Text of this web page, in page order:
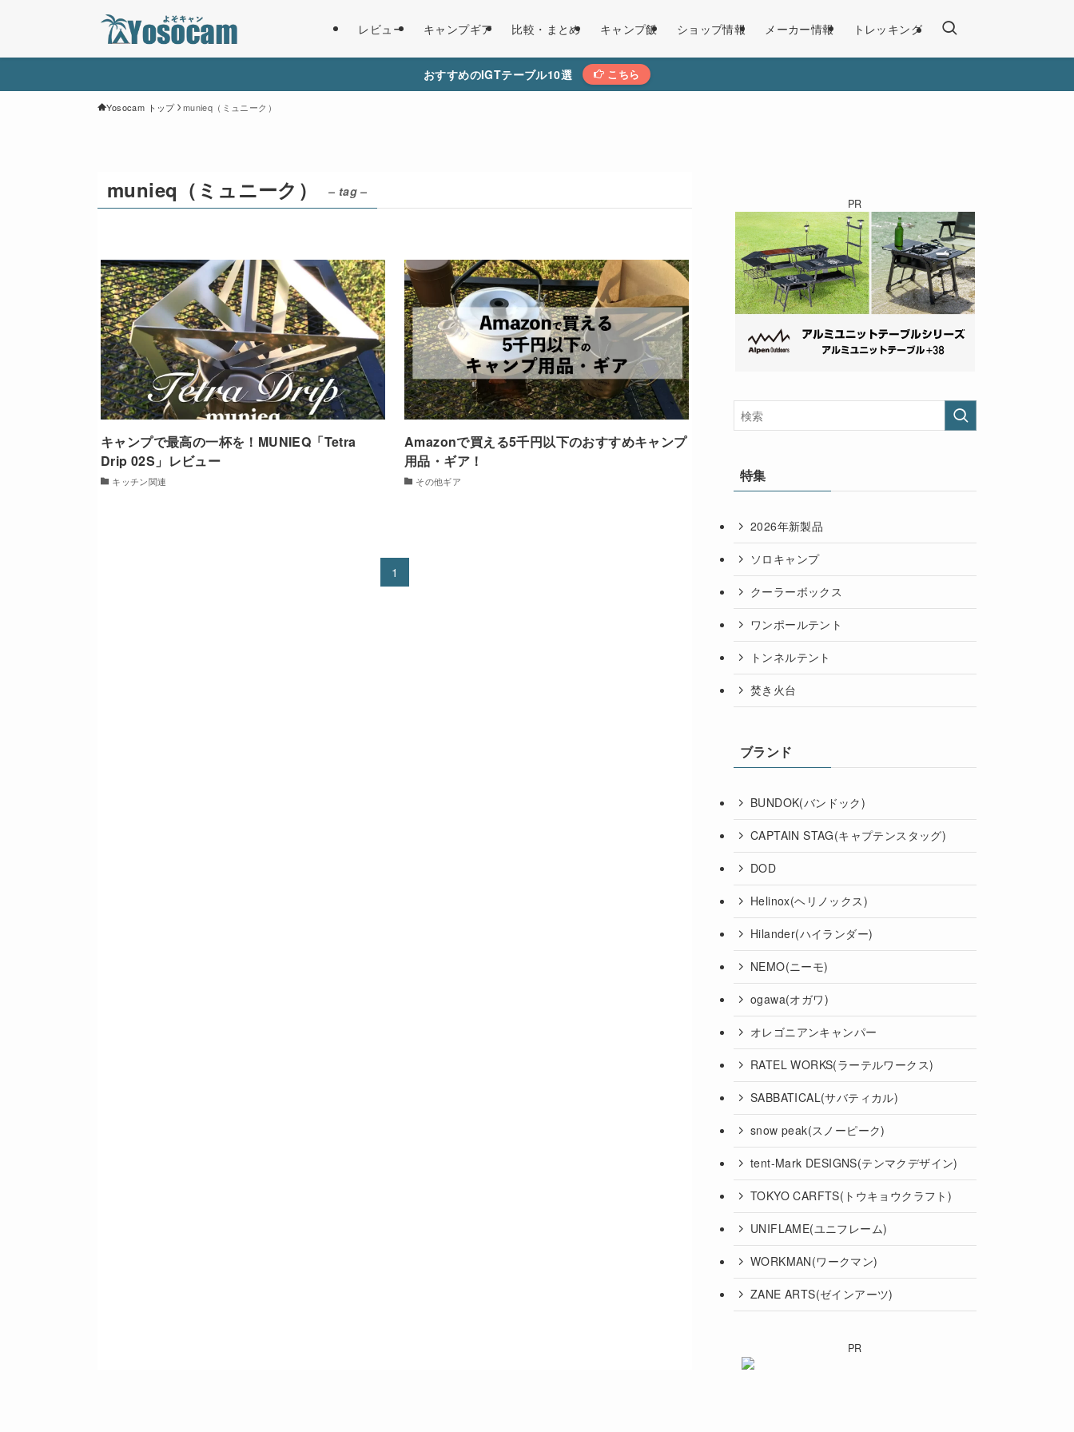
レビュー キャンプギア 比較・まとめ キャンプ飯 ショップ情報 メーカー情報 トレッキング
おすすめのIGTテーブル10選 こちら
Yosocam トップ munieq（ミュニーク）
munieq（ミュニーク） – tag –
キャンプで最高の一杯を！MUNIEQ「Tetra
Drip 02S」レビュー
キッチン関連
Amazonで買える5千円以下のおすすめキャンプ
用品・ギア！
その他ギア
1
PR
特集
2026年新製品
ソロキャンプ
クーラーボックス
ワンポールテント
トンネルテント
焚き火台
ブランド
BUNDOK(バンドック)
CAPTAIN STAG(キャプテンスタッグ)
DOD
Helinox(ヘリノックス)
Hilander(ハイランダー)
NEMO(ニーモ)
ogawa(オガワ)
オレゴニアンキャンパー
RATEL WORKS(ラーテルワークス)
SABBATICAL(サバティカル)
snow peak(スノーピーク)
tent-Mark DESIGNS(テンマクデザイン)
TOKYO CARFTS(トウキョウクラフト)
UNIFLAME(ユニフレーム)
WORKMAN(ワークマン)
ZANE ARTS(ゼインアーツ)
PR